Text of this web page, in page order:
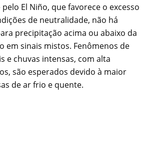
El Niño, que favorece o excesso
de neutralidade, não há
precipitação acima ou abaixo da
em sinais mistos. Fenômenos de
e chuvas intensas, com alta
são esperados devido à maior
de ar frio e quente.